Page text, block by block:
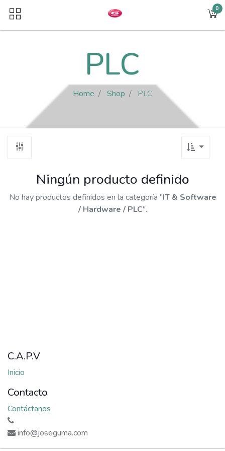
0
PLC
Home Shop PLC
Ningún producto definido
No hay productos definidos en la categoría "IT & Software
/ Hardware / PLC".
C.A.P.V
Inicio
Contacto
Contáctanos
info@joseguma.com